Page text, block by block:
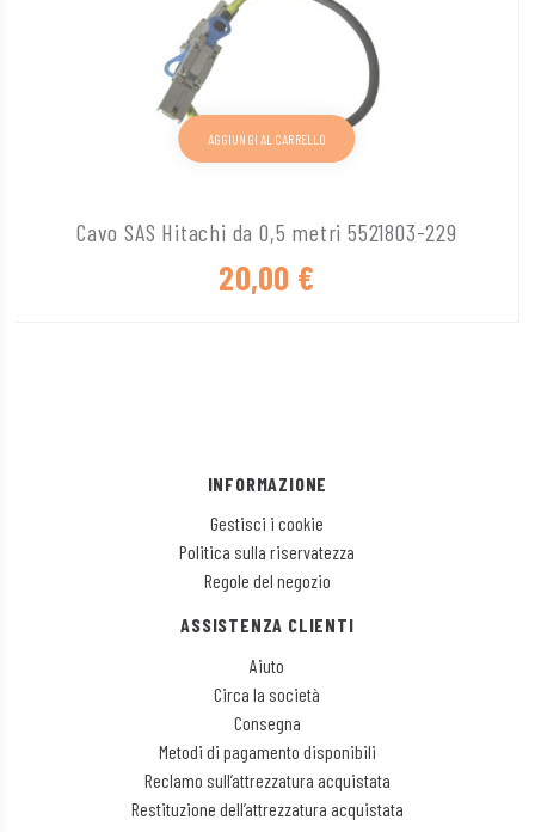
Cavo SAS Hitachi da 0,5 metri 5521803-229
20,00 €
AGGIUNGI AL CARRELLO
INFORMAZIONE
Gestisci i cookie
Politica sulla riservatezza
Regole del negozio
ASSISTENZA CLIENTI
Aiuto
Circa la società
Consegna
Metodi di pagamento disponibili
Reclamo sull’attrezzatura acquistata
Restituzione dell’attrezzatura acquistata